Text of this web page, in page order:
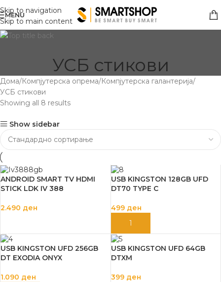
Skip to navigation
Skip to main content
MENU
УСБ стикови
Дома Компјутерска опрема Компјутерска галантерија
УСБ стикови
Showing all 8 results
Show sidebar
ANDROID SMART TV HDMI
STICK LDK IV 388
2.490 ден
USB KINGSTON 128GB UFD
DT70 TYPE C
499 ден
ДОДАЈ ВО КОШНИЦА
USB KINGSTON UFD 256GB
DT EXODIA ONYX
1.090 ден
USB KINGSTON UFD 64GB
DTXM
399 ден